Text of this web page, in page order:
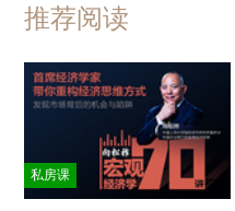
推荐阅读
私房课